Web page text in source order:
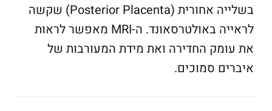
בשלייה אחורית (Posterior Placenta) שקשה
לראייה באולטרסאונד. ה-MRI מאפשר לראות
את עומק החדירה ואת מידת המעורבות של
איברים סמוכים.